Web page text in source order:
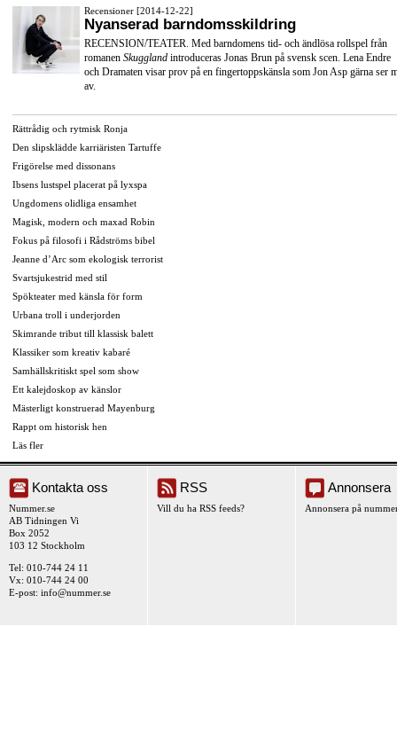
Recensioner [2014-12-22]
Nyanserad barndomsskildring
RECENSION/TEATER. Med barndomens tid- och ändlösa rollspel från
romanen Skuggland introduceras Jonas Brun på svensk scen. Lena Endre
och Dramaten visar prov på en fingertoppskänsla som Jon Asp gärna ser
av.
Rättrådig och rytmisk Ronja
Den slipsklädde karriäristen Tartuffe
Frigörelse med dissonans
Ibsens lustspel placerat på lyxspa
Ungdomens olidliga ensamhet
Magisk, modern och maxad Robin
Fokus på filosofi i Rådströms bibel
Jeanne d’Arc som ekologisk terrorist
Svartsjukestrid med stil
Spökteater med känsla för form
Urbana troll i underjorden
Skimrande tribut till klassisk balett
Klassiker som kreativ kabaré
Samhällskritiskt spel som show
Ett kalejdoskop av känslor
Mästerligt konstruerad Mayenburg
Rappt om historisk hen
Läs fler
Kontakta oss
Nummer.se
AB Tidningen Vi
Box 2052
103 12 Stockholm
Tel: 010-744 24 11
Vx: 010-744 24 00
E-post: info@nummer.se
RSS
Vill du ha RSS feeds?
Annonsera
Annonsera på